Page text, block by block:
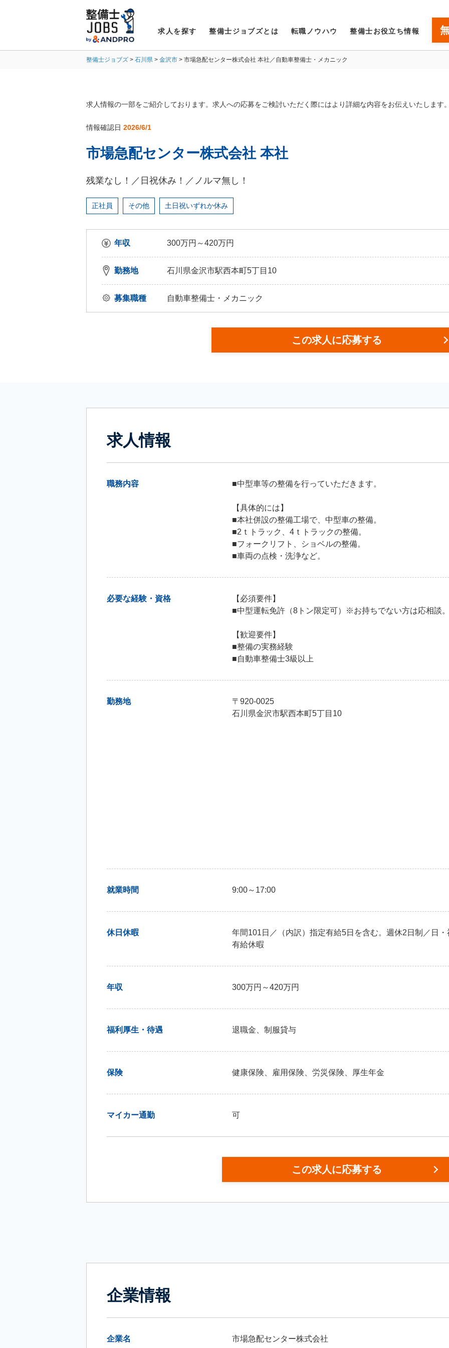
求人を探す 整備士ジョブズとは 転職ノウハウ 整備士お役立ち情報
整備士ジョブズ 石川県 金沢市 市場急配センター株式会社 本社／自動車整備士・メカニック
求人情報の一部をご紹介しております。求人への応募をご検討いただく際にはより詳細な内容をお伝えいたします
情報確認日 2026/6/1
市場急配センター株式会社 本社
残業なし！／日祝休み！／ノルマ無し！
正社員 その他 土日祝いずれか休み
年収 300万円～420万円
勤務地 石川県金沢市駅西本町5丁目10
募集職種 自動車整備士・メカニック
この求人に応募する
求人情報
職務内容 ■中型車等の整備を行っていただきます。
【具体的には】
■本社併設の整備工場で、中型車の整備。
■2ｔトラック、4ｔトラックの整備。
■フォークリフト、ショベルの整備。
■車両の点検・洗浄など。
必要な経験・資格
【必須要件】
■中型運転免許（8トン限定可）※お持ちでない方は応相談
【歓迎要件】
■整備の実務経験
■自動車整備士3級以上
勤務地
〒920-0025
石川県金沢市駅西本町5丁目10
就業時間 9:00～17:00
休日休暇
年間101日／（内訳）指定有給5日を含む。週休2日制／日
有給休暇
年収 300万円～420万円
福利厚生・待遇 退職金、制服貸与
保険 健康保険、雇用保険、労災保険、厚生年金
マイカー通勤 可
この求人に応募する
企業情報
企業名 市場急配センター株式会社